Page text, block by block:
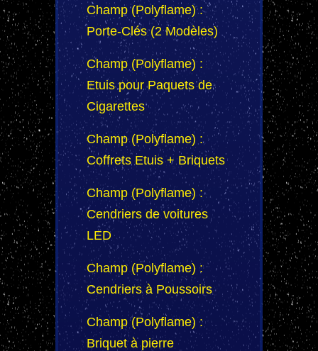
Champ (Polyflame) :
Porte-Clés (2 Modèles)
Champ (Polyflame) :
Etuis pour Paquets de
Cigarettes
Champ (Polyflame) :
Coffrets Etuis + Briquets
Champ (Polyflame) :
Cendriers de voitures
LED
Champ (Polyflame) :
Cendriers à Poussoirs
Champ (Polyflame) :
Briquet à pierre